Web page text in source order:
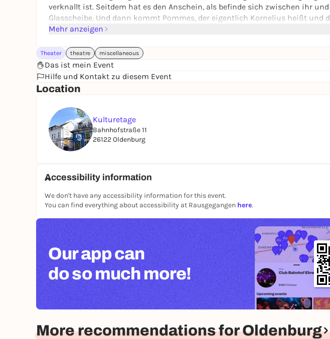
verknallt ist. Seitdem hat es den Anschein, als befinde sich zwischen ihr und
Glasscheibe. Und dann kommt Pommes, der eigentlich Kornelius heißt und
ein Autofenster macht, das man runterkurbeln und durch das Charlie ihre
Julia Engelmann
Julia Engelmann, geboren 1992 in Elmshorn, ist Sängerin, Schauspielerin
mehrerer Lyrikbände. Bekannt wurde sie durch ihren Poetry-Slam-Text ›Eines
viral ging und bisher 14 Millionen Views hat. Julia Engelmann lebt in Berlin.
Mehr anzeigen
Theater theatre miscellaneous
Das ist mein Event
Hilfe und Kontakt zu diesem Event
Location
Kulturetage
Bahnhofstraße 11
26122 Oldenburg
Accessibility information
We don't have any accessibility information for this event.
You can find everything about accessibility at Rausgegangen here.
Our app can
do so much more!
More recommendations for Oldenburg